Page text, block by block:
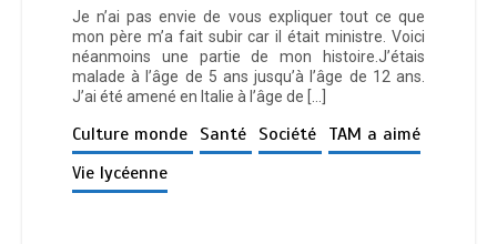
Je n’ai pas envie de vous expliquer tout ce que
mon père m’a fait subir car il était ministre. Voici
néanmoins une partie de mon histoire.J’étais
malade à l’âge de 5 ans jusqu’à l’âge de 12 ans.
J’ai été amené en Italie à l’âge de […]
Culture monde Santé Société TAM a aimé
Vie lycéenne